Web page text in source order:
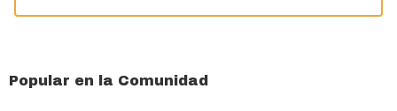
Popular en la Comunidad